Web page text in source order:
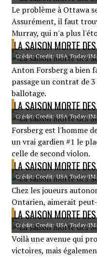
Le problème à Ottawa
Assurément, il faut
Murray, qui n'a plus
LA SAISON MORTE
Crédit: Credit: USA Today/
Anton Forsberg a bien
passage un contrat de
ballotage.
LA SAISON MORTE
Crédit: Credit: USA Today/
Forsberg est l'homme
un vrai gardien #1 le
celle de second violon.
LA SAISON MORTE
Crédit: Credit: USA Today/
Chez les joueurs
Ontarien, aimerait
LA SAISON MORTE
Crédit: Credit: USA Today/
Voilà une avenue qui
victoires, mais